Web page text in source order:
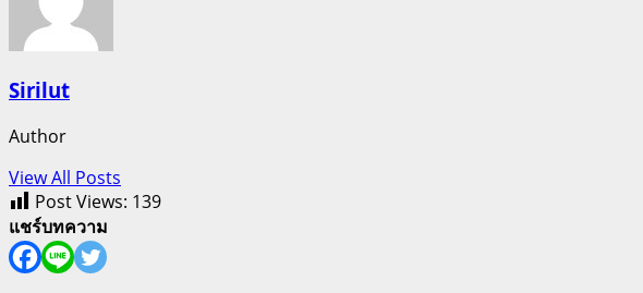
Sirilut
Author
View All Posts
Post Views: 139
แชร์บทความ